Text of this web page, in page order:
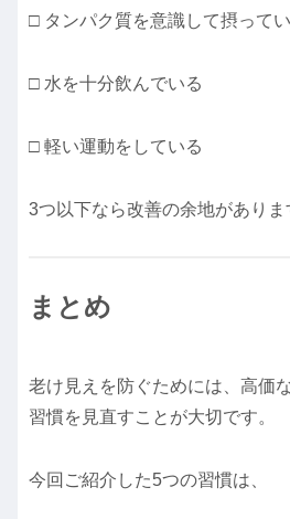
□ タンパク質を意識して摂って
□ 水を十分飲んでいる
□ 軽い運動をしている
3つ以下なら改善の余地がありま
まとめ
老け見えを防ぐためには、高価
習慣を見直すことが大切です。
今回ご紹介した5つの習慣は、